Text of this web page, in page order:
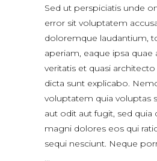
Sed ut perspiciatis unde
error sit voluptatem
doloremque laudantium,
aperiam, eaque ipsa quae
veritatis et quasi
dicta sunt explicabo.
voluptatem quia voluptas
aut odit aut fugit, sed quia
magni dolores eos qui
sequi nesciunt. Neque